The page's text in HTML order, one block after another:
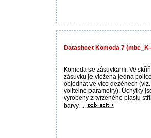
Datasheet Komoda 7
Komoda se zásuvkami. Ve
zásuvku je vložena jedna
objednat ve více dezénech (viz.
volitelné parametry). Úchytky
vyrobeny z tvrzeného plastu
barvy. ...